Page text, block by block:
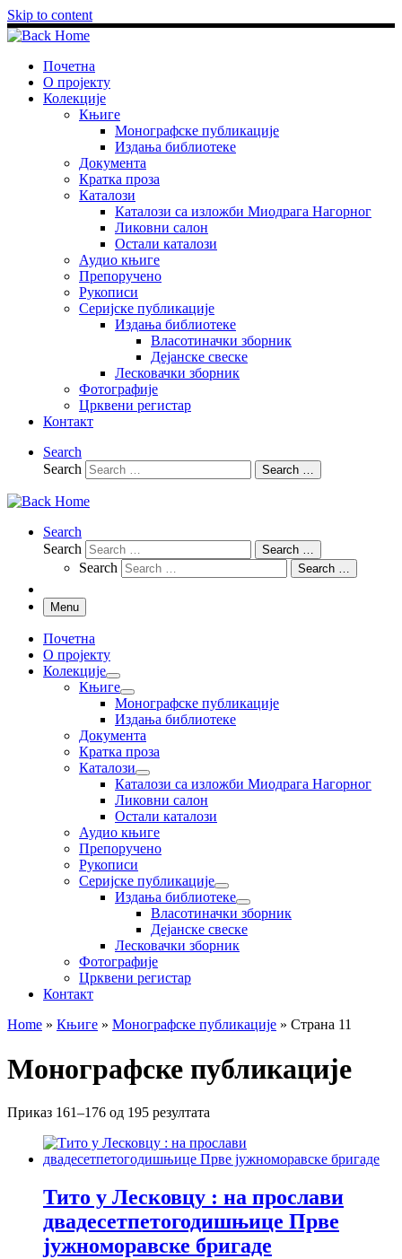
Skip to content
Почетна
О пројекту
Колекције
Књиге
Монографске публикације
Издања библиотеке
Документа
Кратка проза
Каталози
Каталози са изложби Миодрага Нагорног
Ликовни салон
Остали каталози
Аудио књиге
Препоручено
Рукописи
Серијске публикације
Издања библиотеке
Власотиначки зборник
Дејанске свеске
Лесковачки зборник
Фотографије
Црквени регистар
Контакт
Search
Search
Search …
Search
Search
Search …
Search Search …
Menu
Почетна
О пројекту
Колекције
Књиге
Монографске публикације
Издања библиотеке
Документа
Кратка проза
Каталози
Каталози са изложби Миодрага Нагорног
Ликовни салон
Остали каталози
Аудио књиге
Препоручено
Рукописи
Серијске публикације
Издања библиотеке
Власотиначки зборник
Дејанске свеске
Лесковачки зборник
Фотографије
Црквени регистар
Контакт
Home » Књиге » Монографске публикације » Страна 11
Монографске публикације
Приказ 161–176 од 195 резултата
Тито у Лесковцу : на прослави
двадесетпетогодишњице Прве
јужноморавске бригаде